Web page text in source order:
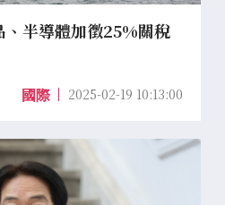
、半導體加徵25%關稅
國際 2025-02-19 10:13:00